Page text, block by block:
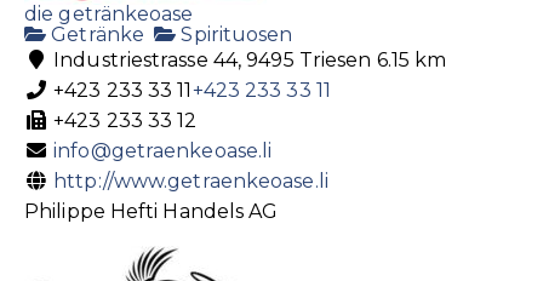
die getränkeoase
Getränke
Spirituosen
Industriestrasse 44, 9495 Triesen 6.15 km
+423 233 33 11+423 233 33 11
+423 233 33 12
info@getraenkeoase.li
http://www.getraenkeoase.li
Philippe Hefti Handels AG